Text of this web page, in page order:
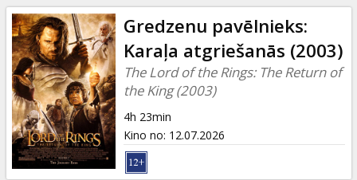
Ziņas
Dāvanu
kartes
Uzkodas
Gredzenu pavēlnieks:
Karaļa atgriešanās (2003)
The Lord of the Rings: The Return of
the King (2003)
4h 23min
Kino no: 12.07.2026